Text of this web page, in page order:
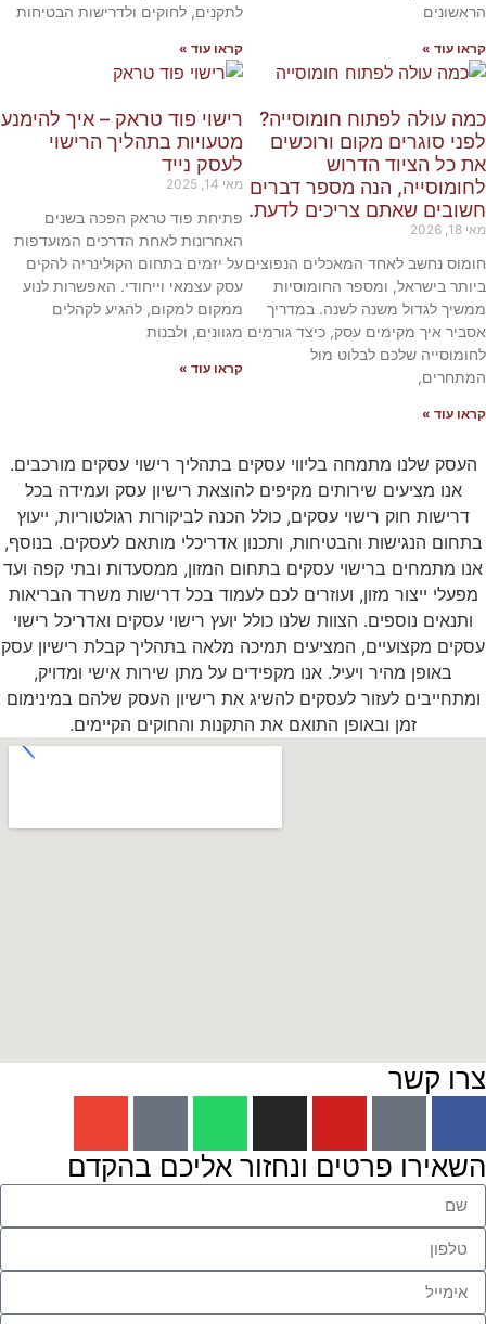
עוד »
לתקנים, לחוקים ולדרישות הבטיחות
קראו עוד »
עולה לפתוח חומוסייה?
סוגרים מקום ורוכשים
הציוד הדרוש
הנה מספר דברים
שאתם צריכים לדעת.
נחשב לאחד המאכלים הנפוצים
בישראל, ומספר החומוסיות
לגדול משנה לשנה. במדריך
איך מקימים עסק, כיצד גורמים
שלכם לבלוט מול
עוד »
רישוי פוד טראק – איך להימנע
מטעויות בתהליך הרישוי
לעסק נייד
מאי 14, 2025
פתיחת פוד טראק הפכה בשנים
האחרונות לאחת הדרכים המועדפות
על יזמים בתחום הקולינריה להקים
עסק עצמאי וייחודי. האפשרות לנוע
ממקום למקום, להגיע לקהלים
מגוונים, ולבנות
קראו עוד »
שלנו מתמחה בליווי עסקים בתהליך רישוי עסקים מורכבים.
מציעים שירותים מקיפים להוצאת רישיון עסק ועמידה בכל
חוק רישוי עסקים, כולל הכנה לביקורות רגולטוריות, ייעוץ
הנגישות והבטיחות, ותכנון אדריכלי מותאם לעסקים. בנוסף,
מתמחים ברישוי עסקים בתחום המזון, ממסעדות ובתי קפה ועד
ייצור מזון, ועוזרים לכם לעמוד בכל דרישות משרד הבריאות
נוספים. הצוות שלנו כולל יועץ רישוי עסקים ואדריכל רישוי
מקצועיים, המציעים תמיכה מלאה בתהליך קבלת רישיון עסק
באופן מהיר ויעיל. אנו מקפידים על מתן שירות אישי ומדויק,
לעזור לעסקים להשיג את רישיון העסק שלהם במינימום
זמן ובאופן התואם את התקנות והחוקים הקיימים.
קשר
פרטים ונחזור אליכם בהקדם